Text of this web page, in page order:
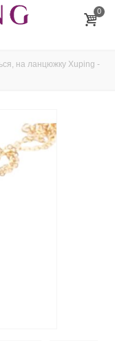
0
на ланцюжку Xuping -